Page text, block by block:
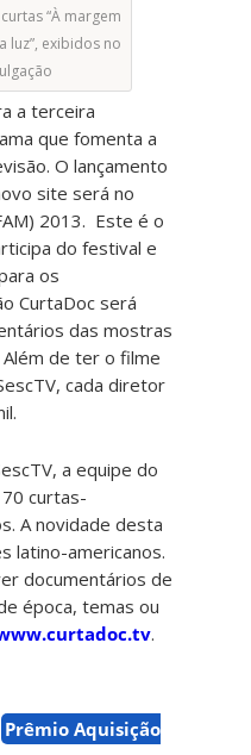
“À margem
luz”, exibidos no
a terceira
que fomenta a
O lançamento
site será no
2013. Este é o
do festival e
os
CurtaDoc será
das mostras
de ter o filme
cada diretor
a equipe do
curtas-
A novidade desta
latino-americanos.
documentários de
época, temas ou
.
Prêmio Aquisição